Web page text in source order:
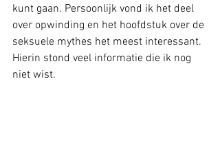
kunt gaan. Persoonlijk vond ik het deel
over opwinding en het hoofdstuk over de
seksuele mythes het meest interessant.
Hierin stond veel informatie die ik nog
niet wist.